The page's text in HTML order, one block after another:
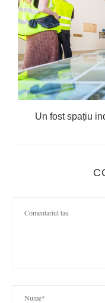
Un fost spațiu